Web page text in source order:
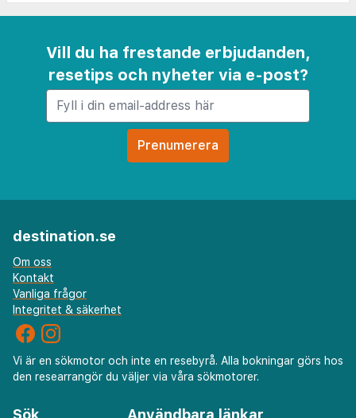
Vill du ha frestande erbjudanden,
resetips och nyheter via e-post?
destination.se
Om oss
Kontakt
Vanliga frågor
Integritet & säkerhet
Vi är en sökmotor och inte en resebyrå. Alla bokningar görs hos
den researrangör du väljer via våra sökmotorer.